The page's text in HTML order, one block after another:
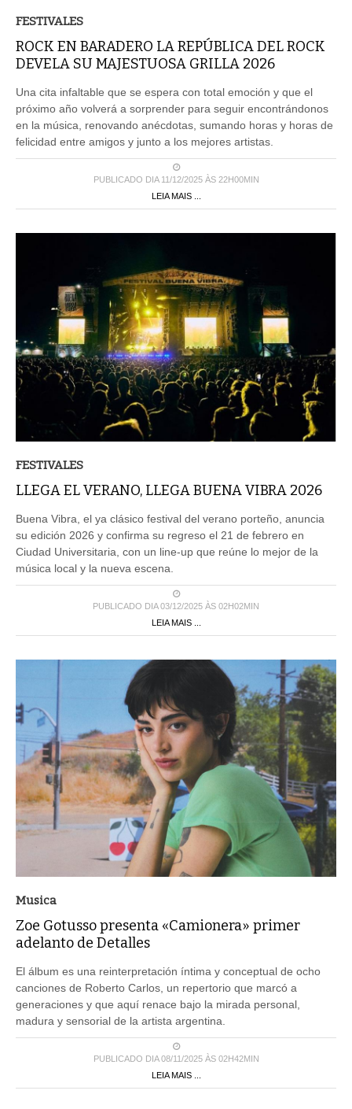
FESTIVALES
ROCK EN BARADERO LA REPÚBLICA DEL ROCK
DEVELA SU MAJESTUOSA GRILLA 2026
Una cita infaltable que se espera con total emoción y que el
próximo año volverá a sorprender para seguir encontrándonos
en la música, renovando anécdotas, sumando horas y horas de
felicidad entre amigos y junto a los mejores artistas.
PUBLICADO DIA 11/12/2025 ÀS 22H00MIN
LEIA MAIS ...
FESTIVALES
LLEGA EL VERANO, LLEGA BUENA VIBRA 2026
Buena Vibra, el ya clásico festival del verano porteño, anuncia
su edición 2026 y confirma su regreso el 21 de febrero en
Ciudad Universitaria, con un line-up que reúne lo mejor de la
música local y la nueva escena.
PUBLICADO DIA 03/12/2025 ÀS 02H02MIN
LEIA MAIS ...
Musica
Zoe Gotusso presenta «Camionera» primer
adelanto de Detalles
El álbum es una reinterpretación íntima y conceptual de ocho
canciones de Roberto Carlos, un repertorio que marcó a
generaciones y que aquí renace bajo la mirada personal,
madura y sensorial de la artista argentina.
PUBLICADO DIA 08/11/2025 ÀS 02H42MIN
LEIA MAIS ...